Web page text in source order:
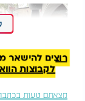
אלפים ליוו
הגאון רבי רחמים
זצ"ל | גלריה
רוצים להישאר
לקבוצות
מצאתם טעות